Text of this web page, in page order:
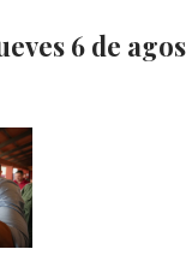
6 de